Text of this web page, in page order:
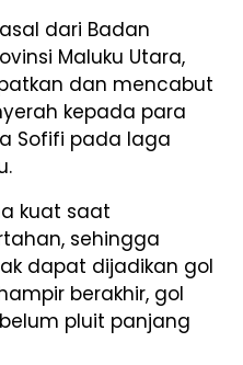
dari Badan
Maluku Utara,
dan mencabut
kepada para
Sofifi pada laga
kuat saat
sehingga
dapat dijadikan gol
berakhir, gol
pluit panjang